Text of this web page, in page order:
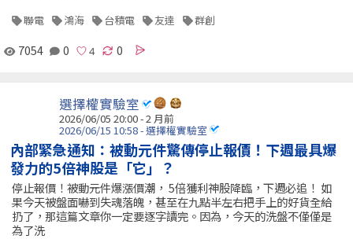
聯電 鴻海 台積電 友達 群創
7054 0 0
選擇權實驗室
2026/06/05 20:00 - 2 月前
2026/06/15 10:58 - 選擇權實驗室
內部緊急通知：被動元件驚傳停止報價！下週最具爆
發力的5倍神股是「它」？
停止報價！被動元件爆漲價潮， 5倍獲利神股降臨，下週必追！ 如
果今天被盤面嚇到失魂落魄，甚至在九點半左右把手上的好貨全給
扔了，那這篇文章你一定要逐字讀完。因為，今天的洗盤不僅僅是
為了洗